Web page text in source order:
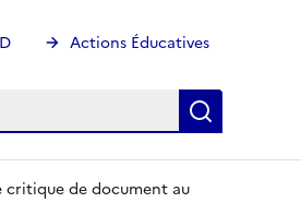
Actions Éducatives
critique de document au